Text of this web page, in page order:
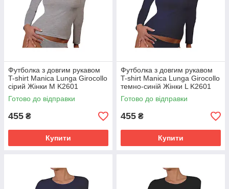
Футболка з довгим рукавом
T-shirt Manica Lunga Girocollo
сірий Жінки M K2601
GrigioUnito
Готово до відправки
455 ₴
Купити
Футболка з довгим рукавом
T-shirt Manica Lunga Girocollo
темно-синій Жінки L K2601
BluNavy
Готово до відправки
455 ₴
Купити